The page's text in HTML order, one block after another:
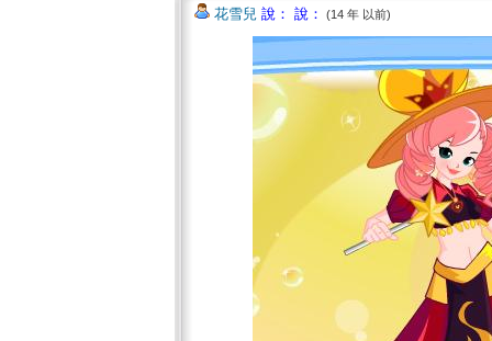
花雪兒 說： 說： (14 年 以前)